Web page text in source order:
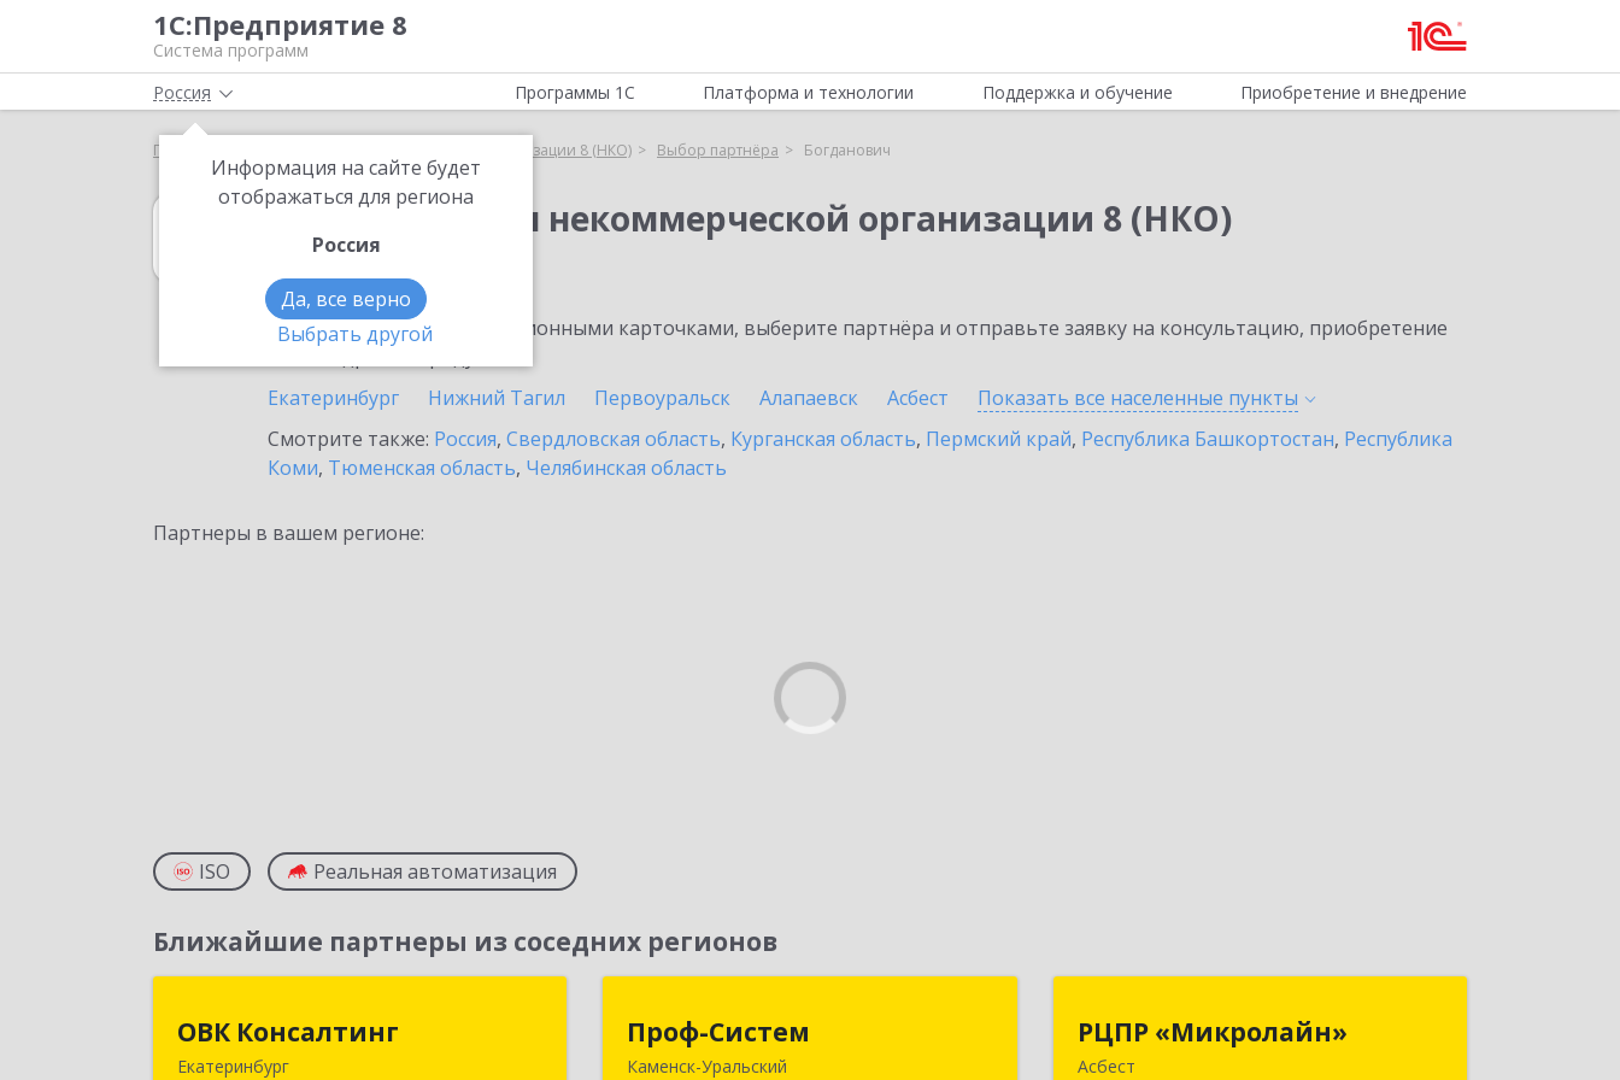
1С:Предприятие 8
Система программ
Россия
Информация на сайте будет
отображаться для региона
Россия
Да, все верно
Выбрать другой
Программы 1С Платформа и технологии Поддержка и обучение Приобретение и внедрение
Главная 1С:Бухгалтерия некоммерческой организации 8 (НКО) Выбор партнёра Богданович
1С:Бухгалтерия некоммерческой организации 8 (НКО)
в Богдановиче
Ознакомьтесь с информационными карточками, выберите партнёра и отправьте заявку на консультацию, приобретение
Екатеринбург
Нижний Тагил Первоуральск Алапаевск Асбест Показать все населенные пункты
Смотрите также: Россия, Свердловская область, Курганская область, Пермский край, Республика Башкортостан, Республика
Коми, Тюменская область, Челябинская область
Партнеры в вашем регионе:
ISO Реальная автоматизация
Ближайшие партнеры из соседних регионов
ОВК Консалтинг
Екатеринбург
Проф-Систем
Каменск-Уральский
623406, Свердловская обл, Каменск-
РЦПР «Микролайн»
Асбест
РЦПР «Микролайн»
624272, Свердловская обл, Асбест г,